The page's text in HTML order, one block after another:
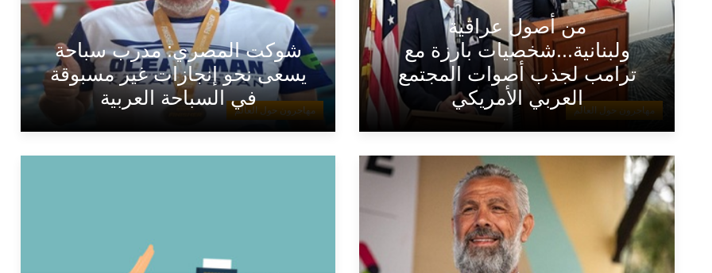
مهاجرون حول العالم
من أصول عراقية
ولبنانية...شخصيات بارزة مع
ترامب لجذب أصوات المجتمع
العربي الأمريكي
مهاجرون حول العالم
شوكت المصري: مدرب سباحة
يسعى نحو إنجازات غير مسبوقة
في السباحة العربية